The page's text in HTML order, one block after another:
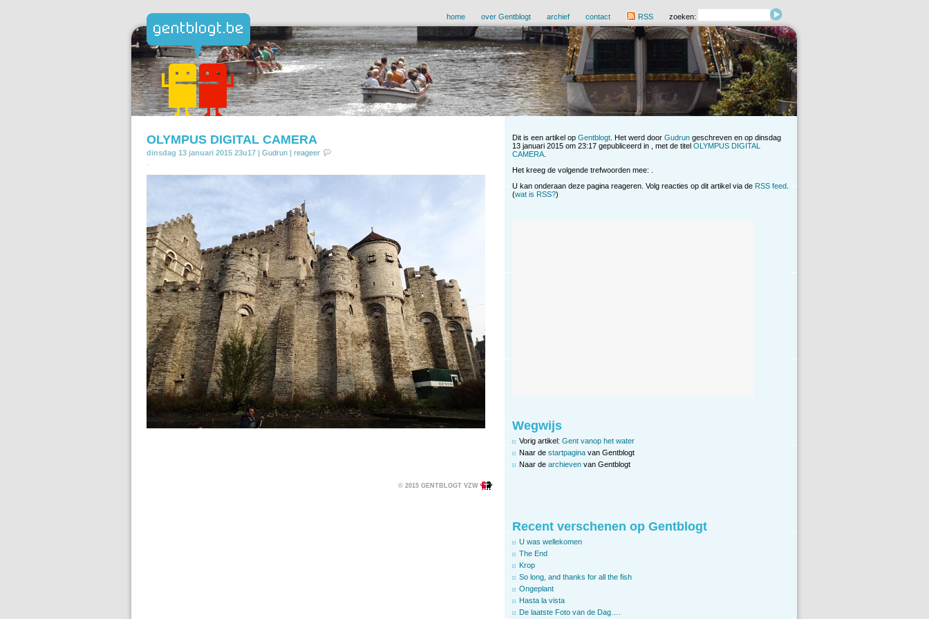
home over Gentblogt archief contact RSS zoeken:
OLYMPUS DIGITAL CAMERA
dinsdag 13 januari 2015 23u17 | Gudrun | reageer
© 2015 GENTBLOGT VZW
Dit is een artikel op Gentblogt . Het werd door Gudrun geschreven en op dinsdag
13 januari 2015 om 23:17 gepubliceerd in , met de titel OLYMPUS DIGITAL
CAMERA
Het kreeg de volgende trefwoorden mee: .
U kan onderaan deze pagina reageren. Volg reacties op dit artikel via de RSS feed.
(wat is RSS?)
Wegwijs
Vorig artikel: Gent vanop het water
Naar de startpagina van Gentblogt
Naar de archieven van Gentblogt
Recent verschenen op Gentblogt
U was wellekomen
The End
Krop
So long, and thanks for all the fish
Ongeplant
Hasta la vista
De laatste Foto van de Dag….